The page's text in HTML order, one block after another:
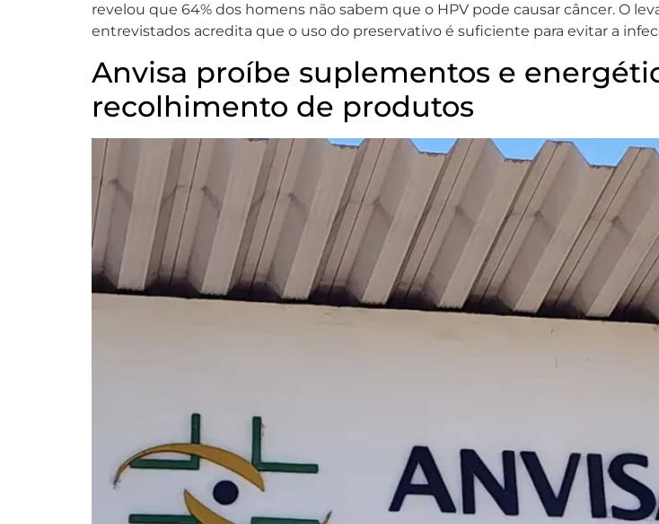
revelou que 64% dos homens não sabem que o HPV pode causar câncer. O
entrevistados acredita que o uso do preservativo é suficiente para evitar a
Anvisa proíbe suplementos e
recolhimento de produtos